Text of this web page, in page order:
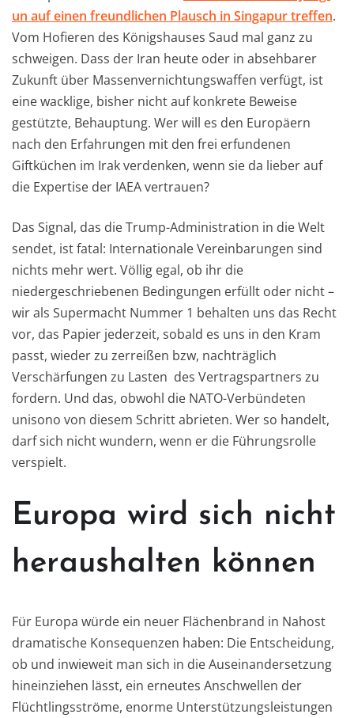
un auf einen freundlichen Plausch in Singapur treffen.
Vom Hofieren des Königshauses Saud mal ganz zu
schweigen. Dass der Iran heute oder in absehbarer
Zukunft über Massenvernichtungswaffen verfügt, ist
eine wacklige, bisher nicht auf konkrete Beweise
gestützte, Behauptung. Wer will es den Europäern
nach den Erfahrungen mit den frei erfundenen
Giftküchen im Irak verdenken, wenn sie da lieber auf
die Expertise der IAEA vertrauen?
Das Signal, das die Trump-Administration in die Welt
sendet, ist fatal: Internationale Vereinbarungen sind
nichts mehr wert. Völlig egal, ob ihr die
niedergeschriebenen Bedingungen erfüllt oder nicht –
wir als Supermacht Nummer 1 behalten uns das Recht
vor, das Papier jederzeit, sobald es uns in den Kram
passt, wieder zu zerreißen bzw, nachträglich
Verschärfungen zu Lasten des Vertragspartners zu
fordern. Und das, obwohl die NATO-Verbündeten
unisono von diesem Schritt abrieten. Wer so handelt,
darf sich nicht wundern, wenn er die Führungsrolle
verspielt.
Europa wird sich nicht
heraushalten können
Für Europa würde ein neuer Flächenbrand in Nahost
dramatische Konsequenzen haben: Die Entscheidung,
ob und inwieweit man sich in die Auseinandersetzung
hineinziehen lässt, ein erneutes Anschwellen der
Flüchtlingsströme, enorme Unterstützungsleistungen